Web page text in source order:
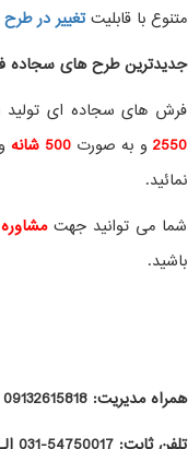
متنوع با قابلیتتغییر در
جدیدترین طرح های سجاده
فرش های سجاده ای
2550 و به صورت 500 شانه
نمائید.
شما می توانید جهت
باشید.
همراه مدیریت: 09132615818 و 09132765583